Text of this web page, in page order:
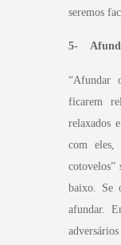
seremos
5-
“Afundar
ficarem
relaxados
com
cotovelos”
baixo. Se
afundar.